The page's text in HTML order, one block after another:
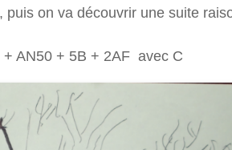
on va découvrir une suite
+ AN50 + 5B + 2AF avec C